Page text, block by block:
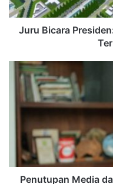
Juru Bicara
Penutupan Media